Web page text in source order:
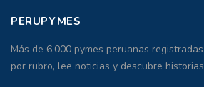
PERUPYMES
Más de 6,000 pymes peruanas
por rubro, lee noticias y descubre